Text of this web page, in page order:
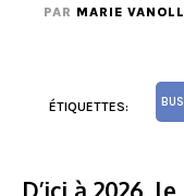
PAR MARIE
ÉTIQUETTES:
D’ici à 2026,